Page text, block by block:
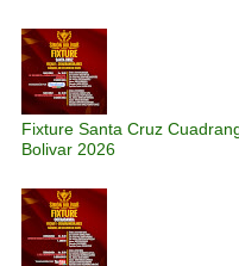
Fixture Santa Cruz
Bolivar 2026